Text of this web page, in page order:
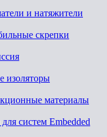
и натяжители
скрепки
изоляторы
материалы
систем Embedded